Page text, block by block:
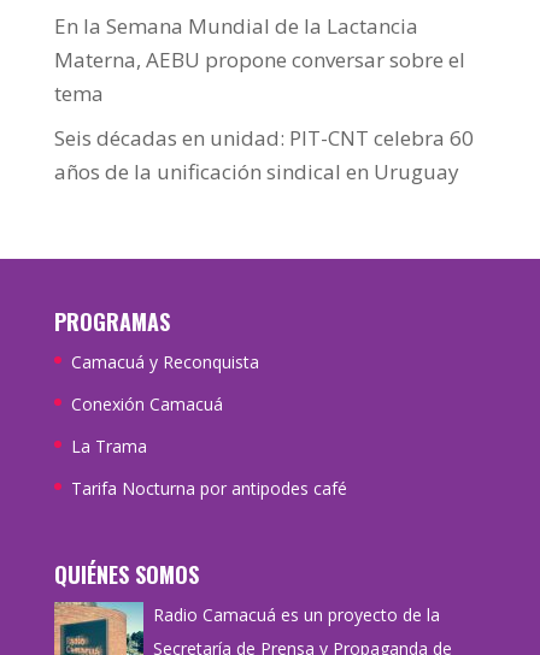
En la Semana Mundial de la Lactancia
Materna, AEBU propone conversar sobre el
tema
Seis décadas en unidad: PIT-CNT celebra 60
años de la unificación sindical en Uruguay
PROGRAMAS
Camacuá y Reconquista
Conexión Camacuá
La Trama
Tarifa Nocturna por antipodes café
QUIÉNES SOMOS
Radio Camacuá es un proyecto de la
Secretaría de Prensa y Propaganda de